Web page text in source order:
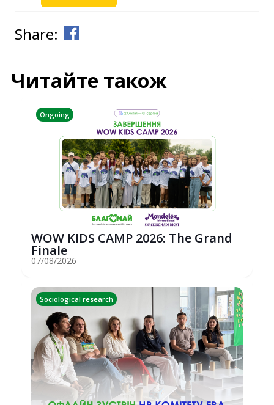
Share:
Читайте також
Ongoing
WOW KIDS CAMP 2026: The Grand
Finale
07/08/2026
Sociological research